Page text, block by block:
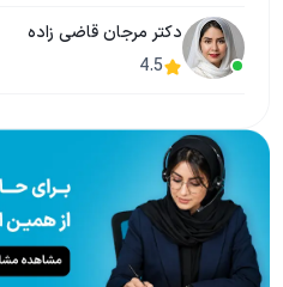
دکتر مرجان قاضی زاده
4.5